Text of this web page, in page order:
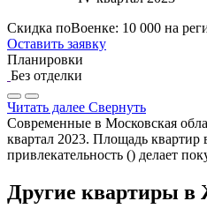
Скидка поВоенке: 10 000 на
Оставить заявку
Планировки
Без отделки
Читать далее Свернуть
Современные в Московская
квартал 2023. Площадь квартир
привлекательность () делает
Другие квартиры